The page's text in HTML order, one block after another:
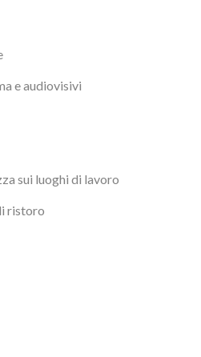
e audiovisivi
sui luoghi di lavoro
ristoro